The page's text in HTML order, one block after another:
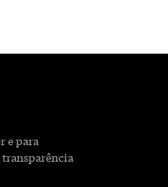
e para